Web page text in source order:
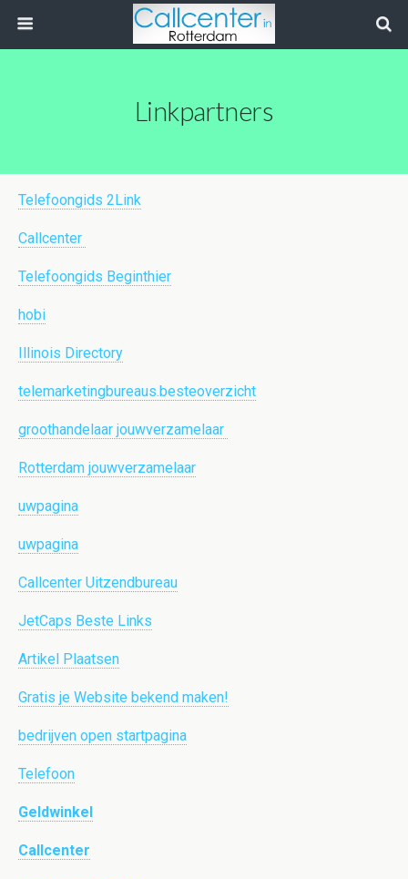
Linkpartners
Telefoongids 2Link
Callcenter
Telefoongids Beginthier
hobi
Illinois Directory
telemarketingbureaus.besteoverzicht
groothandelaar jouwverzamelaar
Rotterdam jouwverzamelaar
uwpagina
uwpagina
Callcenter Uitzendbureau
JetCaps Beste Links
Artikel Plaatsen
Gratis je Website bekend maken!
bedrijven open startpagina
Telefoon
Geldwinkel
Callcenter